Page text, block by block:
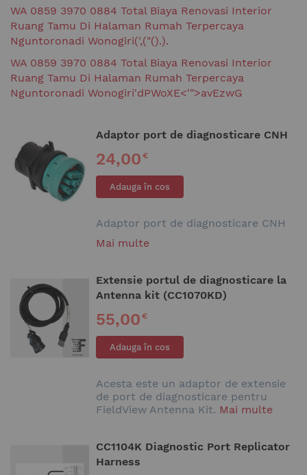
WA 0859 3970 0884 Total Biaya Renovasi Interior
Ruang Tamu Di Halaman Rumah Terpercaya
Nguntoronadi Wonogiri(',("().).
WA 0859 3970 0884 Total Biaya Renovasi Interior
Ruang Tamu Di Halaman Rumah Terpercaya
Nguntoronadi Wonogiri'dPWoXE<'">avEzwG
Adaptor port de diagnosticare CNH
24,00€
Adauga în cos
Adaptor port de diagnosticare CNH
Mai multe
Extensie portul de diagnosticare la
Antenna kit (CC1070KD)
55,00€
Adauga în cos
Acesta este un adaptor de extensie
de port de diagnosticare pentru
FieldView Antenna Kit. Mai multe
CC1104K Diagnostic Port Replicator
Harness